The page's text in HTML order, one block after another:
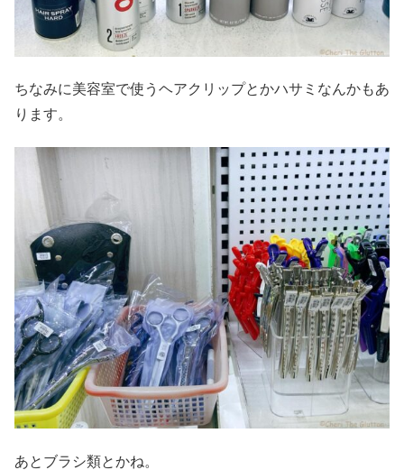
ちなみに美容室で使うヘアクリップとかハサミなんかもあ
ります。
あとブラシ類とかね。